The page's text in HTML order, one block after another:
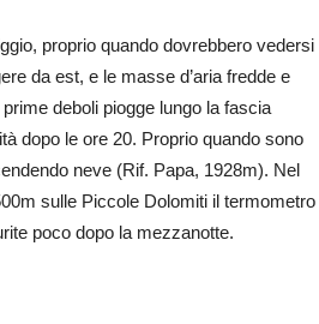
proprio quando dovrebbero vedersi
da est, e le masse d’aria fredde e
deboli piogge lungo la fascia
dopo le ore 20. Proprio quando sono
neve (Rif. Papa, 1928m). Nel
sulle Piccole Dolomiti il termometro
poco dopo la mezzanotte.